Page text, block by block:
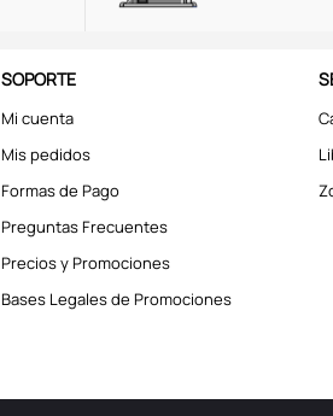
SOPORTE
Mi cuenta
Mis pedidos
Formas de Pago
Preguntas Frecuentes
Precios y Promociones
Bases Legales de Promociones